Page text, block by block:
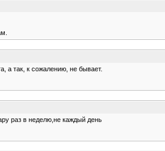
а так, к сожалению, не бывает.
раз в неделю,не каждый день